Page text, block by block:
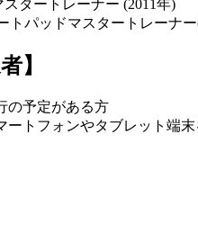
タートレーナー (2011年)
トパッドマスタートレーナー
】
の予定がある方
ートフォンやタブレット端